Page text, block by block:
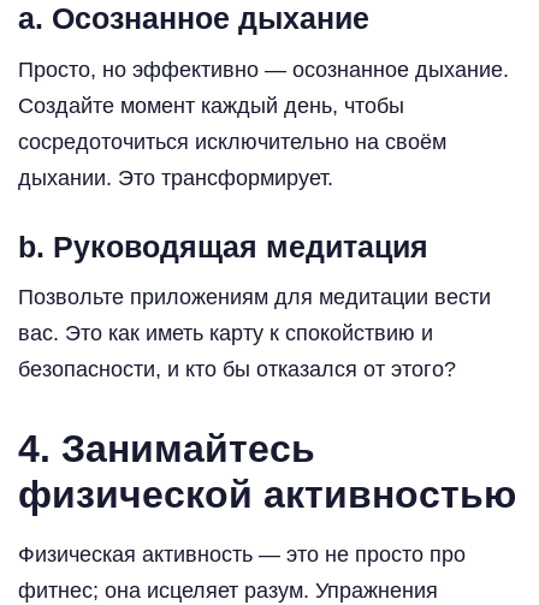
a. Осознанное дыхание
Просто, но эффективно — осознанное дыхание.
Создайте момент каждый день, чтобы
сосредоточиться исключительно на своём
дыхании. Это трансформирует.
b. Руководящая медитация
Позвольте приложениям для медитации вести
вас. Это как иметь карту к спокойствию и
безопасности, и кто бы отказался от этого?
4. Занимайтесь
физической активностью
Физическая активность — это не просто про
фитнес; она исцеляет разум. Упражнения